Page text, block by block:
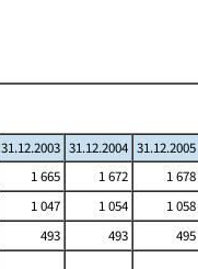
31.12.2003 31.12.2004 31.12.2005
1 665 1 672
1 678
1 047 1 054
1 058
493 493
495